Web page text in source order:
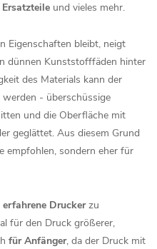
Ersatzteile und vieles mehr.
Eigenschaften bleibt, neigt
dünnen Kunststofffäden hinter
des Materials kann der
- überschüssige
und die Oberfläche mit
geglättet. Aus diesem Grund
empfohlen, sondern eher für
erfahrene Druckerzu
für den Druck größerer,
für Anfänger, da der Druck mit